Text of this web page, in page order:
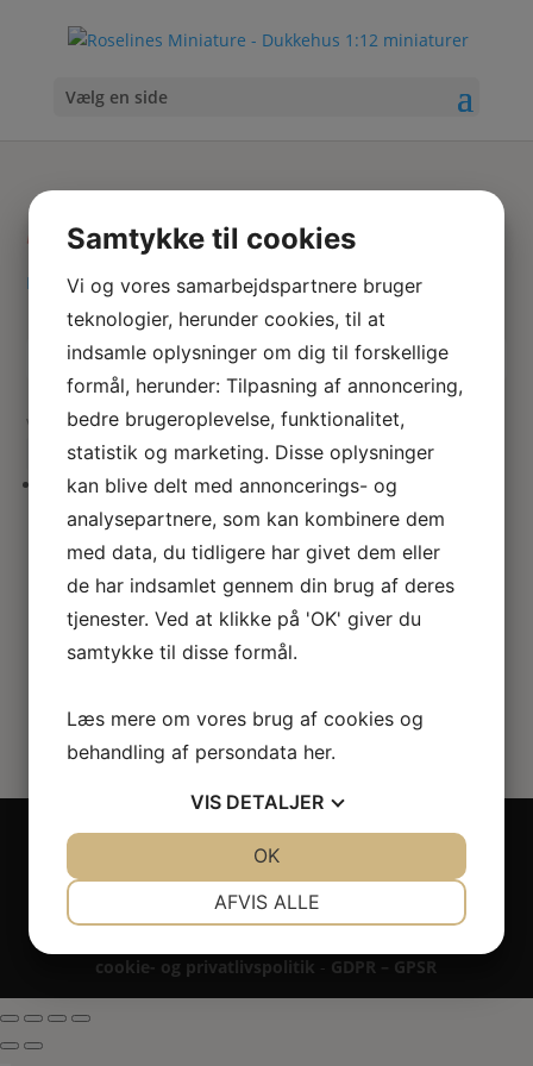
Vælg en side
Særkalke
Hjem/ Varer tagged “Særkalke”
hvad
du
søger
her
Viser 1 resultat
Særkalke / alterbæger
Copyright 2024 - All rights reserved RoseLines
Miniature ® på design, brandnavn, logo, tekst og
billedemateriale.
Betaling - Levering - Garanti & reklamation -
cookie- og privatlivspolitik - GDPR – GPSR
Samtykke til cookies
Vi og vores samarbejdspartnere bruger
teknologier, herunder cookies, til at
indsamle oplysninger om dig til forskellige
formål, herunder: Tilpasning af annoncering,
bedre brugeroplevelse, funktionalitet,
statistik og marketing. Disse oplysninger
kan blive delt med annoncerings- og
analysepartnere, som kan kombinere dem
med data, du tidligere har givet dem eller
de har indsamlet gennem din brug af deres
tjenester. Ved at klikke på 'OK' giver du
samtykke til disse formål.
Læs mere om vores brug af cookies og
behandling af persondata her.
VIS DETALJER
MARKETING STATISTIK
AFVIS ALLE
OK